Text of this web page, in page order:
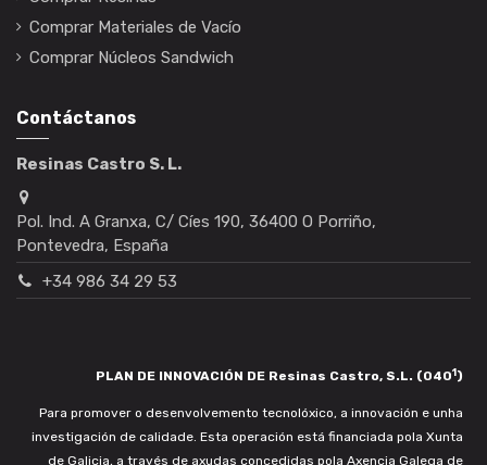
Comprar Materiales de Vacío
Comprar Núcleos Sandwich
Contáctanos
Resinas Castro S. L.
Pol. Ind. A Granxa, C/ Cíes 190, 36400 O Porriño,
Pontevedra, España
+34 986 34 29 53
PLAN DE INNOVACIÓN DE Resinas Castro, S.L. (0401)
Para promover o desenvolvemento tecnolóxico, a innovación e unha
investigación de calidade. Esta operación está financiada pola Xunta
de Galicia, a través de axudas concedidas pola Axencia Galega de